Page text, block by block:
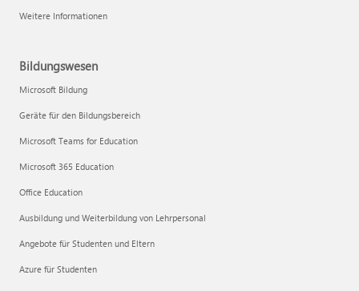
Weitere Informationen
Bildungswesen
Microsoft Bildung
Geräte für den Bildungsbereich
Microsoft Teams for Education
Microsoft 365 Education
Office Education
Ausbildung und Weiterbildung von Lehrpersonal
Angebote für Studenten und Eltern
Azure für Studenten